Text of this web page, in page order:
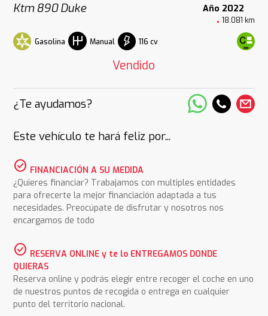
Ktm 890 Duke Año 2022
18.081 km
Gasolina Manual 116 cv
Vendido
¿Te ayudamos?
Este vehículo te hará feliz por...
check_circle FINANCIACIÓN A SU MEDIDA
¿Quieres financiar? Trabajamos con multiples entidades
para ofrecerte la mejor financiación adaptada a tus
necesidades. Preocúpate de disfrutar y nosotros nos
encargamos de todo
check_circle RESERVA ONLINE y te lo ENTREGAMOS DONDE
QUIERAS
Reserva online y podrás elegir entre recoger el coche en uno
de nuestros puntos de recogida o entrega en cualquier
punto del territorio nacional.